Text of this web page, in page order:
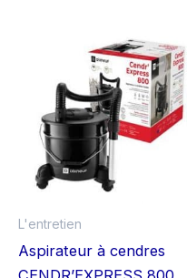
L'entretien
Aspirateur à cendres